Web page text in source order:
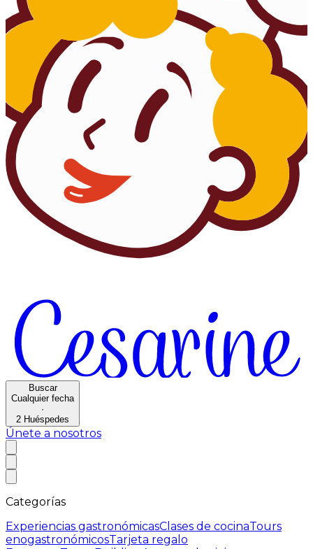
Buscar
Cualquier fecha
·
2 Huéspedes
Únete a nosotros
Categorías
Experiencias gastronómicasClases de cocinaTours
enogastronómicosTarjeta regalo